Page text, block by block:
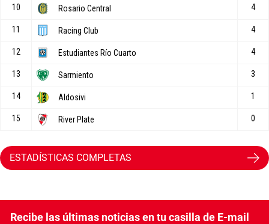
ESTADÍSTICAS COMPLETAS
Recibe las últimas noticias en tu casilla de E-mail